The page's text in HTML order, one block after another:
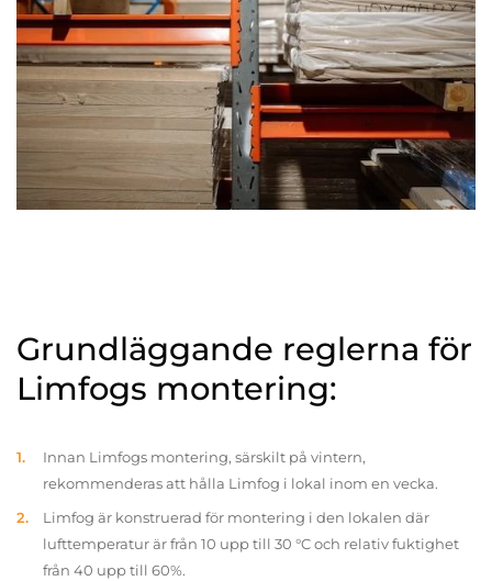
Grundläggande reglerna för
Limfogs montering:
Innan Limfogs montering, särskilt på vintern,
rekommenderas att hålla Limfog i lokal inom en vecka.
Limfog är konstruerad för montering i den lokalen där
lufttemperatur är från 10 upp till 30 °C och relativ fuktighet
från 40 upp till 60%.